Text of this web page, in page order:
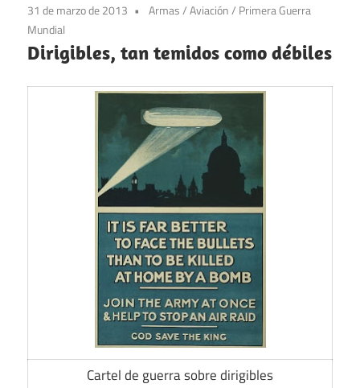
historia
31 de marzo de 2013 Armas/Aviación/ Primera Guerra
Mundial
Dirigibles, tan temidos como débiles
Cartel de guerra sobre dirigibles